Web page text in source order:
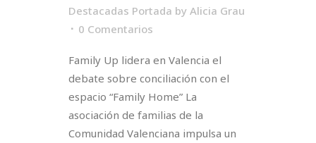
Destacadas Portada by Alicia Grau
0 Comentarios
Family Up lidera en Valencia el
debate sobre conciliación con el
espacio “Family Home” La
asociación de familias de la
Comunidad Valenciana impulsa un